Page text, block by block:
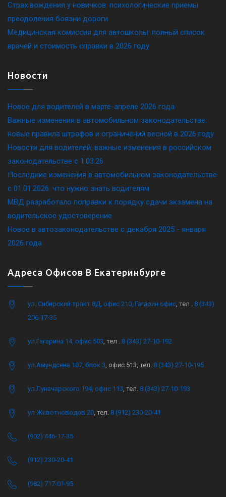
Страх вождения у новичков: психологические приемы
преодоления боязни дороги
Медицинская комиссия для автошколы: полный список
врачей и стоимость справки в 2026 году
Новости
Новое для водителей в марте-апреле 2026 года
Важные изменения в автомобильном законодательстве:
новые правила штрафов и ограничений весной в 2026 году
Новости для водителей: важные изменения в российском
законодательстве c 1.03.26
Последние изменения в автомобильном законодательстве
c 01.01.2026: что нужно знать водителям
МВД разработало поправки к порядку сдачи экзамена на
водительское удостоверение
Новое в автозаконодательстве с декабря 2025 - января
2026 года
Адреса Офисов В Екатеринбурге
ул. Сибирский тракт 8Д, офис 210, Гагарин офис, тел . 8 (343)
206-17-35
ул.Гагарина 14, офис 503, тел . 8 (343) 27-10-192
ул.Амундсена 107, блок 3, офис 513, тел. 8 (343) 27-10-195
ул.Луначарского 194, офис 113, тел. 8 (343) 27-10-193
ул.Животноводов 20, тел. 8 (912) 230-20-41
(902) 446-17-35
(912) 230-20-41
(982) 717-01-95